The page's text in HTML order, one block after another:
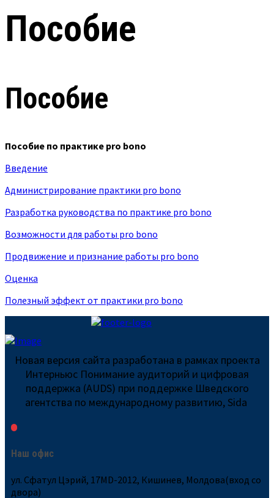
Пособие
Пособие
Пособие по практике pro bono
Введение
Администрирование практики pro bono
Разработка руководства по практике pro bono
Возможности для работы pro bono
Продвижение и признание работы pro bono
Оценка
Полезный эффект от практики pro bono
Новая версия сайта разработана в рамках проекта
Интерньюс Понимание аудиторий и цифровая
поддержка (AUDS) при поддержке Шведского
агентства по международному развитию, Sida
Наш офис
ул. Сфатул Цэрий, 17MD-2012, Кишинев, Молдова(вход со
двора)